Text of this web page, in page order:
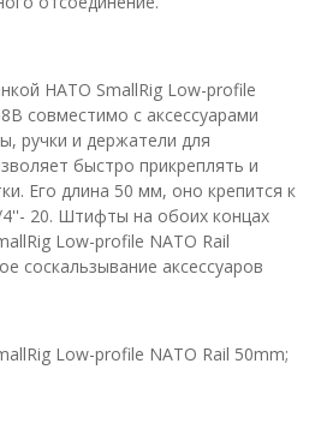
НАТО SmallRig Low-profile
совместимо с аксессуарами
ручки и держатели для
быстро прикреплять и
Его длина 50 мм, оно крепится к
20. Штифты на обоих концах
Low-profile NATO Rail
соскальзывание аксессуаров
Low-profile NATO Rail 50mm;